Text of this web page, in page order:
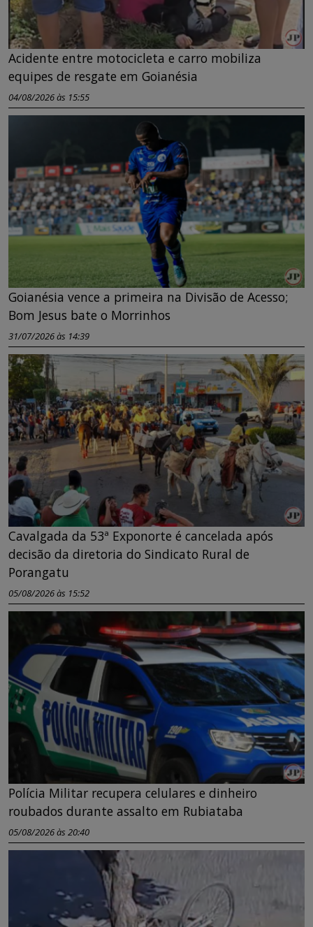
Acidente entre motocicleta e carro mobiliza
equipes de resgate em Goianésia
04/08/2026 às 15:55
Goianésia vence a primeira na Divisão de Acesso;
Bom Jesus bate o Morrinhos
31/07/2026 às 14:39
Cavalgada da 53ª Exponorte é cancelada após
decisão da diretoria do Sindicato Rural de
Porangatu
05/08/2026 às 15:52
Polícia Militar recupera celulares e dinheiro
roubados durante assalto em Rubiataba
05/08/2026 às 20:40